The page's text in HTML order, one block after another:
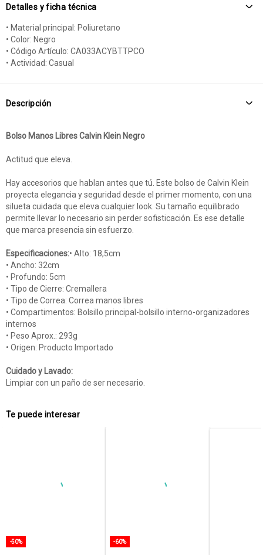
Detalles y ficha técnica
• Material principal: Poliuretano
• Color: Negro
• Código Artículo: CA033ACYBTTPCO
• Actividad: Casual
Descripción
Bolso Manos Libres Calvin Klein Negro
Actitud que eleva.
Hay accesorios que hablan antes que tú. Este bolso de Calvin Klein
proyecta elegancia y seguridad desde el primer momento, con una
silueta cuidada que eleva cualquier look. Su tamaño equilibrado
permite llevar lo necesario sin perder sofisticación. Es ese detalle
que marca presencia sin esfuerzo.
Especificaciones:• Alto: 18,5cm
• Ancho: 32cm
• Profundo: 5cm
• Tipo de Cierre: Cremallera
• Tipo de Correa: Correa manos libres
• Compartimentos: Bolsillo principal-bolsillo interno-organizadores
internos
• Peso Aprox.: 293g
• Origen: Producto Importado
Cuidado y Lavado:
Limpiar con un paño de ser necesario.
Te puede interesar
-50% -60%